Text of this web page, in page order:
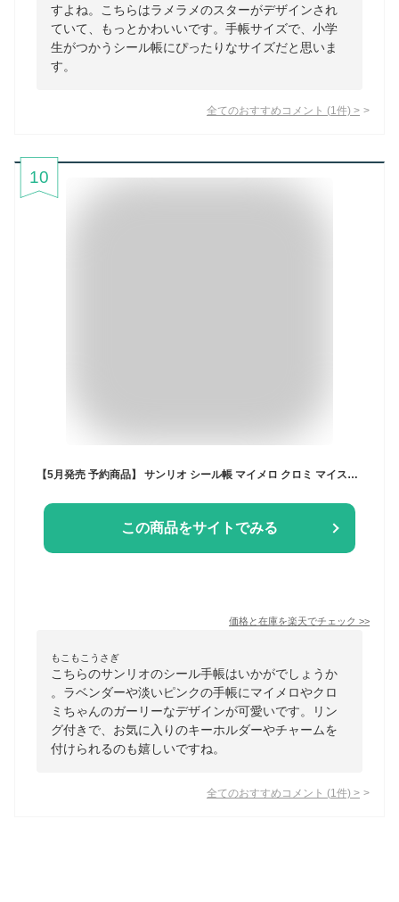
すよね。こちらはラメラメのスターがデザインされ
ていて、もっとかわいいです。手帳サイズで、小学
生がつかうシール帳にぴったりなサイズだと思いま
す。
全てのおすすめコメント (1 件) >
10
【5月発売 予約商品】 サンリオ シール帳 マイメロ クロミ マイスウィートピアノ シールバインダー 小学生 女の子 シール台紙 シール ステッカー かわいい コレクション 子供 大人 キャラクター キティ
この商品をサイトでみる
価格と在庫を楽天でチェック >>
もこもこうさぎ
こちらのサンリオのシール手帳はいかがでしょうか
。ラベンダーや淡いピンクの手帳にマイメロやクロ
ミちゃんのガーリーなデザインが可愛いです。リン
グ付きで、お気に入りのキーホルダーやチャームを
付けられるのも嬉しいですね。
全てのおすすめコメント (1 件) >